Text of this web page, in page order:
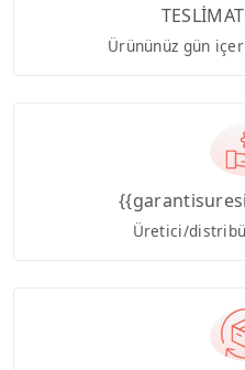
Ürününüz gün
Üretici/